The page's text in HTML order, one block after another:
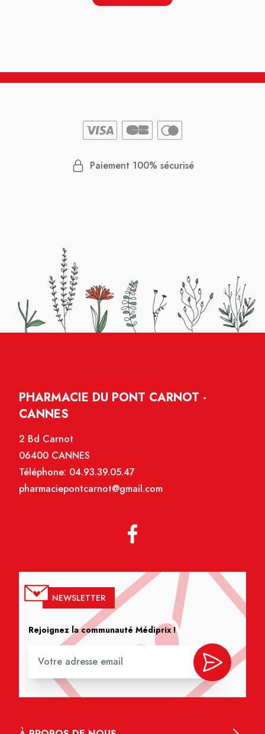
Paiement 100% sécurisé
PHARMACIE DU PONT CARNOT -
CANNES
2 Bd Carnot
06400 CANNES
Téléphone: 04.93.39.05.47
pharmaciepontcarnot@gmail.com
NEWSLETTER
Rejoignez la communauté Médiprix !